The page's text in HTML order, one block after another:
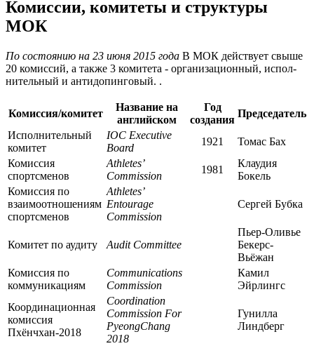
Комиссии, комитеты и структуры
МОК
По состоянию на 23 июня 2015 года В МОК дей­ст­ву­ет свыше
20 ко­мис­сий, а также 3 ко­ми­те­та - ор­га­ни­за­ци­он­ный, ис­пол­
ни­тель­ный и ан­ти­до­пин­го­вый. .
Комиссия/комитет
Название на
английском
Год
создания
Председатель
Исполнительный
комитет
IOC Executive
Board
1921
Томас Бах
Комиссия
спортсменов
Athletes’
Commission
1981
Клаудия
Бокель
Комиссия по
взаимоотношениям
спортсменов
Athletes’
Entourage
Commission
Сергей Бубка
Комитет по аудиту Audit Committee
Пьер-Оливье
Бекерс-
Вьёжан
Комиссия по
коммуникациям
Communications
Commission
Камил
Эйрлингс
Координационная
комиссия
Пхёнчхан-2018
Coordination
Commission For
PyeongChang
2018
Гунилла
Линдберг